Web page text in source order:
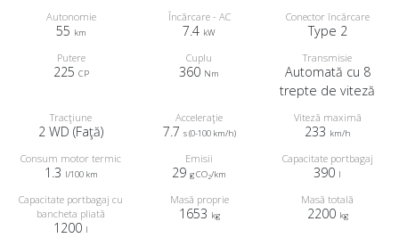
Autonomie
55 km
Încărcare - AC
7.4 kW
Conector încărcare
Type 2
Putere
225 CP
Cuplu
360 Nm
Transmisie
Automată cu 8
trepte de viteză
Tracţiune
2 WD (Faţă)
Acceleraţie
7.7 s (0-100 km/h)
Viteză maximă
233 km/h
Consum motor termic
1.3 l/100 km
Emisii
29 g CO2/km
Capacitate portbagaj
390 l
Capacitate portbagaj cu
bancheta pliată
1200 l
Masă proprie
1653 kg
Masă totală
2200 kg